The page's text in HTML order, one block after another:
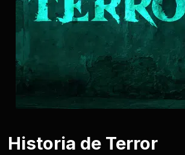
Historia de Terror